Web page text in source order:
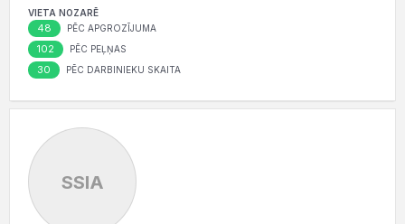
VIETA NOZARĒ
48 PĒC APGROZĪJUMA
102 PĒC PEĻŅAS
30 PĒC DARBINIEKU SKAITA
SSIA